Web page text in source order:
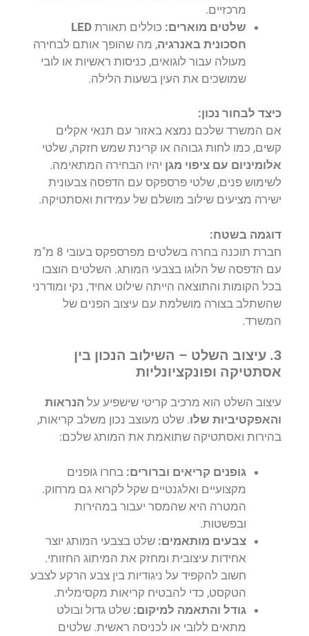
מרכזיים.
שלטים מוארים: כוללים תאורת LED
חסכונית באנרגיה, מה שהופך אותם לבחירה
מעולה עבור לוגואים, כניסות ראשיות או לובי
שמושכים את העין בשעות הלילה.
כיצד לבחור נכון:
אם המשרד שלכם נמצא באזור עם תנאי אקלים
קשים, כמו לחות גבוהה או קרינת שמש חזקה, שלטי
אלומיניום עם ציפוי מגן יהיו הבחירה המתאימה.
לשימוש פנים, שלטי פרספקס עם הדפסה צבעונית
ישירה מציעים שילוב מושלם של עמידות ואסתטיקה.
דוגמה בשטח:
חברת תוכנה בחרה בשלטים מפרספקס בעובי 8 מ"מ
עם הדפסה של הלוגו בצבעי המותג. השלטים הוצבו
בכל הקומות והתוצאה הייתה שילוט אחיד, נקי ומודרני
שהשתלב בצורה מושלמת עם עיצוב הפנים של
המשרד.
3. עיצוב השלט – השילוב הנכון בין
אסתטיקה ופונקציונליות
עיצוב השלט הוא מרכיב קריטי שישפיע על הנראות
והאפקטיביות שלו. שלט מעוצב נכון משלב קריאות,
בהירות ואסתטיקה שתואמת את המותג שלכם:
גופנים קריאים וברורים: בחרו גופנים
מקצועיים ואלגנטיים שקל לקרוא גם מרחוק.
המטרה היא שהמסר יעבור במהירות
ובפשטות.
צבעים מותאמים: שלט בצבעי המותג יוצר
אחידות עיצובית ומחזק את המיתוג החזותי.
חשוב להקפיד על ניגודיות בין צבע הרקע לצבע
הטקסט, כדי להבטיח קריאות מקסימלית.
גודל והתאמה למיקום: שלט גדול ובולט
מתאים ללובי או לכניסה ראשית. שלטים